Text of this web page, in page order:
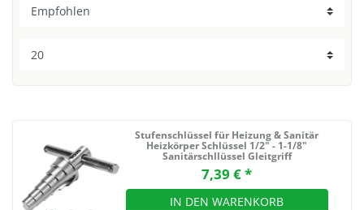
Stufenschlüssel für Heizung & Sanitär
Heizkörper Schlüssel 1/2" - 1-1/8"
Sanitärschllüssel Gleitgriff
7,39 € *
IN DEN WARENKORB